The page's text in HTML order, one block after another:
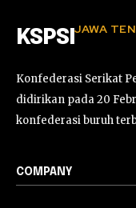
KSPSIJAWA
Konfederasi Serikat
didirikan pada 20
konfederasi buruh
COMPANY